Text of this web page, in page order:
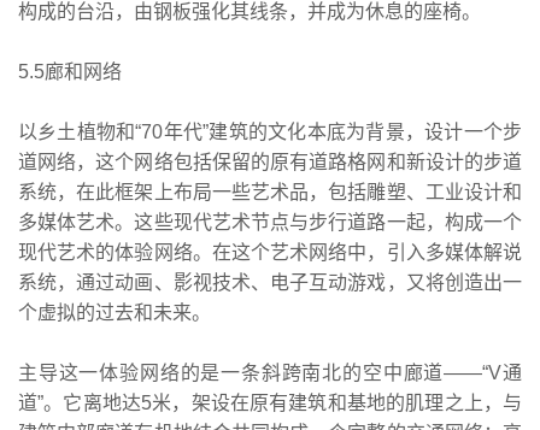
构成的台沿，由钢板强化其线条，并成为休息的座椅。
5.5廊和网络
以乡土植物和“70年代”建筑的文化本底为背景，设计一个步
道网络，这个网络包括保留的原有道路格网和新设计的步道
系统，在此框架上布局一些艺术品，包括雕塑、工业设计和
多媒体艺术。这些现代艺术节点与步行道路一起，构成一个
现代艺术的体验网络。在这个艺术网络中，引入多媒体解说
系统，通过动画、影视技术、电子互动游戏，又将创造出一
个虚拟的过去和未来。
主导这一体验网络的是一条斜跨南北的空中廊道——“V通
道”。它离地达5米，架设在原有建筑和基地的肌理之上，与